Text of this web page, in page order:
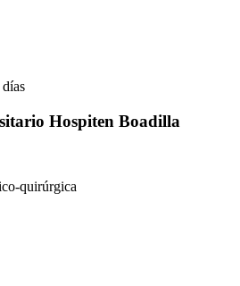
Hospiten Boadilla
quirúrgica